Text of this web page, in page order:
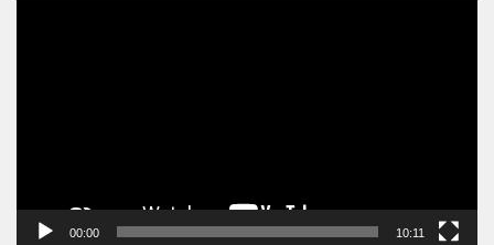
00:00 10:11